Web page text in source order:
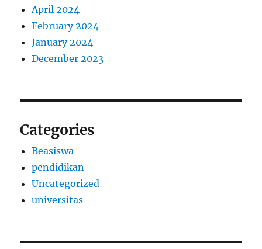
April 2024
February 2024
January 2024
December 2023
Categories
Beasiswa
pendidikan
Uncategorized
universitas